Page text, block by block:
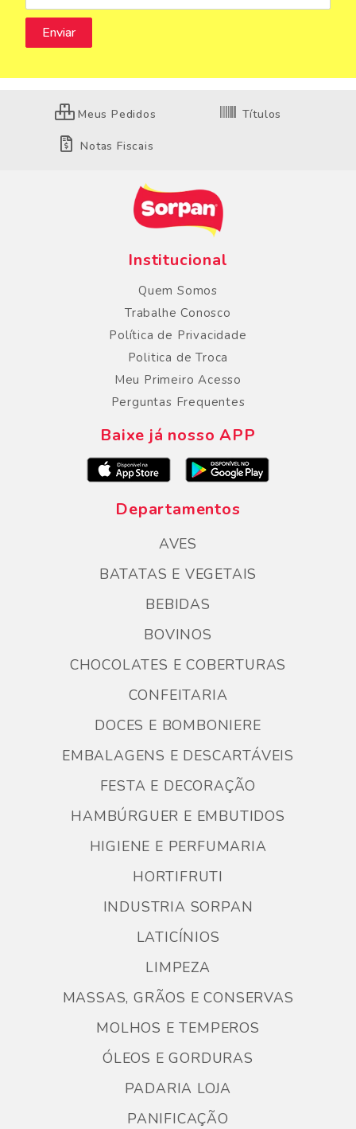
Meus Pedidos Títulos
Notas Fiscais
Institucional
Quem Somos
Trabalhe Conosco
Política de Privacidade
Politica de Troca
Meu Primeiro Acesso
Perguntas Frequentes
Baixe já nosso APP
Departamentos
AVES
BATATAS E VEGETAIS
BEBIDAS
BOVINOS
CHOCOLATES E COBERTURAS
CONFEITARIA
DOCES E BOMBONIERE
EMBALAGENS E DESCARTÁVEIS
FESTA E DECORAÇÃO
HAMBÚRGUER E EMBUTIDOS
HIGIENE E PERFUMARIA
HORTIFRUTI
INDUSTRIA SORPAN
LATICÍNIOS
LIMPEZA
MASSAS, GRÃOS E CONSERVAS
MOLHOS E TEMPEROS
ÓLEOS E GORDURAS
PADARIA LOJA
PANIFICAÇÃO